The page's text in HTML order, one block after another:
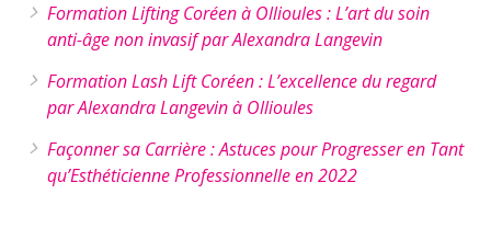
Formation Lifting Coréen à Ollioules : L’art du soin
anti-âge non invasif par Alexandra Langevin
Formation Lash Lift Coréen : L’excellence du regard
par Alexandra Langevin à Ollioules
Façonner sa Carrière : Astuces pour Progresser en Tant
qu’Esthéticienne Professionnelle en 2022